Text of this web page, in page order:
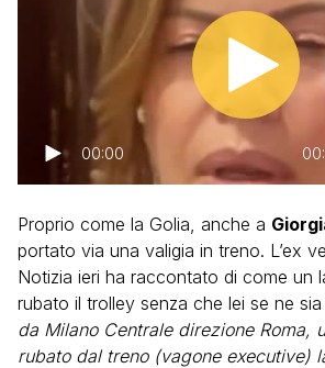
00:00
Proprio come la Golia, anche a
portato via una valigia in treno. L’ex
Notizia ieri ha raccontato di come un
rubato il trolley senza che lei se ne
da Milano Centrale direzione Roma,
rubato dal treno (vagone executive)